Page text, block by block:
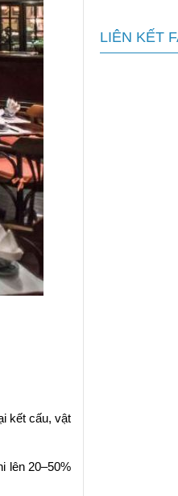
LIÊN KẾT
kết cấu, vật
lên 20–50%